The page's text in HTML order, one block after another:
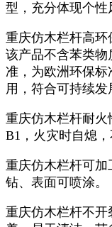
型，充分体现个性
重庆仿木栏杆高环
该产品不含苯类物
准，为欧洲环保
用，符合可持续发
重庆仿木栏杆耐
B1，火灾时自熄，
重庆仿木栏杆可
钻、表面可喷涂。
重庆仿木栏杆不